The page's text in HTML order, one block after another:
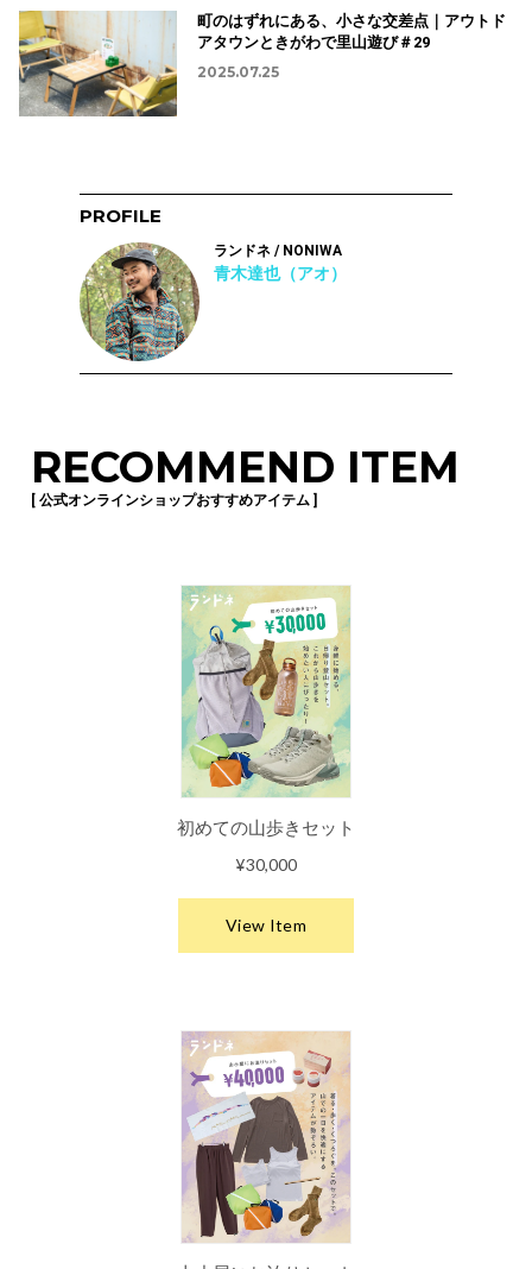
町のはずれにある、小さな交差点｜アウトド
アタウンときがわで里山遊び＃29
2025.07.25
PROFILE
ランドネ / NONIWA
青木達也（アオ）
RECOMMEND ITEM
[ 公式オンラインショップおすすめアイテム ]